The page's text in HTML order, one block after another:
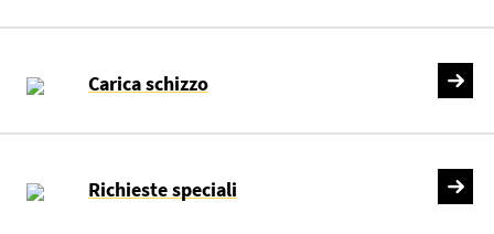
Carica schizzo
Richieste speciali